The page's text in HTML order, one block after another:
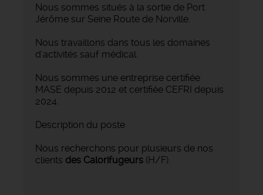
Nous sommes situés à la sortie de Port
Jérôme sur Seine Route de Norville.
Nous travaillons dans tous les domaines
d'activités sauf médical.
Nous sommes une entreprise certifiée
MASE depuis 2012 et certifiée CEFRI depuis
2024.
Description du poste
Nous recherchons pour plusieurs de nos
clients des Calorifugeurs (H/F).